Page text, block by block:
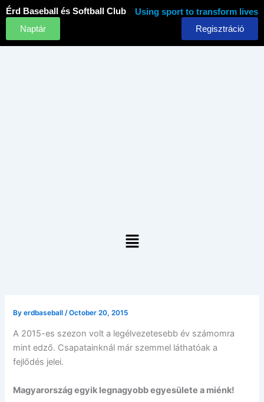
Skip
to
content
Érd Baseball és Softball Club
Using sport to transform lives
Naptár
Regisztráció
Menu
Byerdbaseball /October 20, 2015
A 2015-es szezon volt a legélvezetesebb év számomra
mint edző. Csapatainknál már szemmel láthatóak a
fejlődés jelei.
Magyarország egyik legnagyobb egyesülete a miénk!